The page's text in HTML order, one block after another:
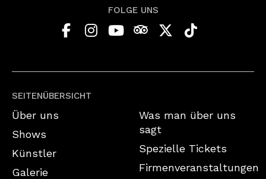
SEITENÜBERSICHT
Über uns
Shows
Künstler
Galerie
Was man über uns
sagt
Spezielle Tickets
Firmenveranstaltungen
FOLGE UNS